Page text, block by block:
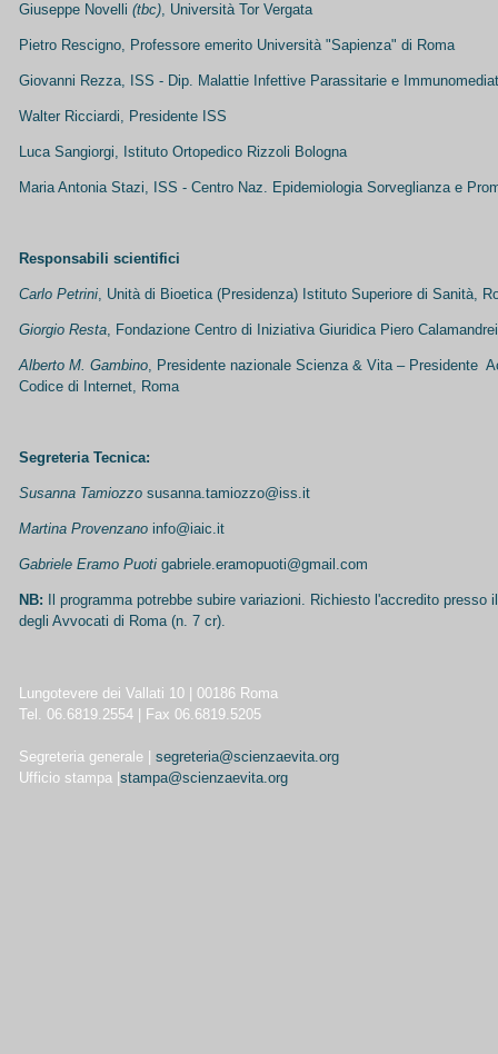
Giuseppe Novelli (tbc), Università Tor Vergata
Pietro Rescigno, Professore emerito Università "Sapienza" di Roma
Giovanni Rezza, ISS - Dip. Malattie Infettive Parassitarie e
Walter Ricciardi, Presidente ISS
Luca Sangiorgi, Istituto Ortopedico Rizzoli Bologna
Maria Antonia Stazi, ISS - Centro Naz. Epidemiologia Sorveglianza e
Responsabili scientifici
Carlo Petrini, Unità di Bioetica (Presidenza) Istituto Superiore di Sanità,
Giorgio Resta, Fondazione Centro di Iniziativa Giuridica Piero
Alberto M. Gambino, Presidente nazionale Scienza & Vita – Presidente
Codice di Internet, Roma
Segreteria Tecnica:
Susanna Tamiozzo susanna.tamiozzo@iss.it
Martina Provenzano info@iaic.it
Gabriele Eramo Puoti gabriele.eramopuoti@gmail.com
NB:
Il programma potrebbe subire variazioni. Richiesto l'accredito presso
degli Avvocati di Roma (n. 7 cr).
Lungotevere dei Vallati 10 | 00186 Roma
Tel. 06.6819.2554 | Fax 06.6819.5205
Segreteria generale |
segreteria@scienzaevita.org
Ufficio stampa | stampa@scienzaevita.org